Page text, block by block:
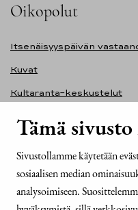
Tämä
Sivustollamme käytetään
sosiaalisen median
analysoimiseen.
Oikopolut
Itsenäisyyspäivän
Kuvat
Kultaranta-keskustelut
Presidentti.fi-sivuston
Yhteystiedot